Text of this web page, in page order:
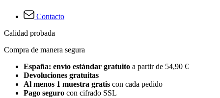
Contacto
Calidad probada
Compra de manera segura
España: envío estándar gratuito a partir de 54,90 €
Devoluciones gratuitas
Al menos 1 muestra gratis con cada pedido
Pago seguro con cifrado SSL